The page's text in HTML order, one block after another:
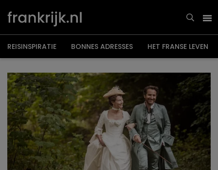
naar
inhoud
REISINSPIRATIE BONNES ADRESSES HET FRANSE LEVEN